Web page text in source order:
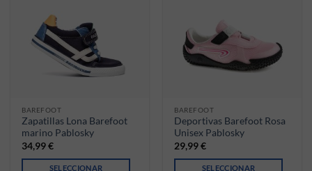
BAREFOOT
Zapatillas Lona Barefoot
marino Pablosky
34,99€
SELECCIONAR
BAREFOOT
Deportivas Barefoot Rosa
Unisex Pablosky
29,99€
SELECCIONAR